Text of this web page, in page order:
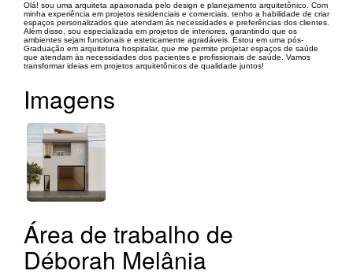
Olá! sou uma arquiteta apaixonada pelo design e planejamento arquitetônico. Com
minha experiência em projetos residenciais e comerciais, tenho a habilidade de criar
espaços personalizados que atendam às necessidades e preferências dos clientes.
Além disso, sou especializada em projetos de interiores, garantindo que os
ambientes sejam funcionais e esteticamente agradáveis. Estou em uma pós-
Graduação em arquitetura hospitalar, que me permite projetar espaços de saúde
que atendam às necessidades dos pacientes e profissionais de saúde. Vamos
transformar ideias em projetos arquitetônicos de qualidade juntos!
Imagens
Área de trabalho de
Déborah Melânia